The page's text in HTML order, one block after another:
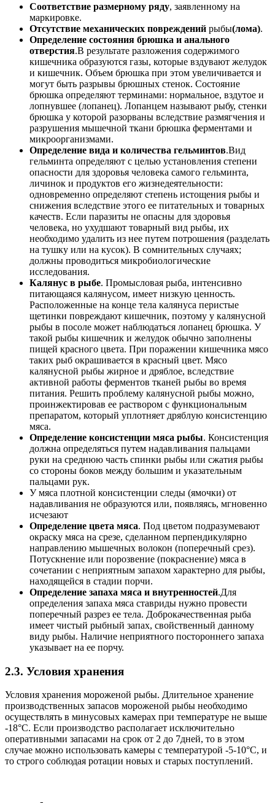
Соответствие размерному ряду, заявленному на
маркировке.
Отсутствие механических повреждений рыбы(лома).
Определение состояния брюшка и анального
отверстия.В результате разложения содержимого
кишечника образуются газы, которые вздувают желудок
и кишечник. Объем брюшка при этом увеличивается и
могут быть разрывы брюшных стенок. Состояние
брюшка определяют терминами: нормальное, вздутое и
лопнувшее (лопанец). Лопанцем называют рыбу, стенки
брюшка у которой разорваны вследствие размягчения и
разрушения мышечной ткани брюшка ферментами и
микроорганизмами.
Определение вида и количества гельминтов.Вид
гельминта определяют с целью установления степени
опасности для здоровья человека самого гельминта,
личинок и продуктов его жизнедеятельности:
одновременно определяют степень истощения рыбы и
снижения вследствие этого ее питательных и товарных
качеств. Если паразиты не опасны для здоровья
человека, но ухудшают товарный вид рыбы, их
необходимо удалить из нее путем потрошения (разделать
на тушку или на кусок). В сомнительных случаях;
должны проводиться микробиологические
исследования.
Калянус в рыбе. Промысловая рыба, интенсивно
питающаяся калянусом, имеет низкую ценность.
Расположенные на конце тела калянуса перистые
щетинки повреждают кишечник, поэтому у калянусной
рыбы в посоле может наблюдаться лопанец брюшка. У
такой рыбы кишечник и желудок обычно заполнены
пищей красного цвета. При поражении кишечника мясо
таких рыб окрашивается в красный цвет. Мясо
калянусной рыбы жирное и дряблое, вследствие
активной работы ферментов тканей рыбы во время
питания. Решить проблему калянусной рыбы можно,
проинжектировав ее раствором с функциональным
препаратом, который уплотняет дряблую консистенцию
мяса.
Определение консистенции мяса рыбы. Консистенция
должна определяться путем надавливания пальцами
руки на среднюю часть спинки рыбы или сжатия рыбы
со стороны боков между большим и указательным
пальцами рук.
У мяса плотной консистенции следы (ямочки) от
надавливания не образуются или, появляясь, мгновенно
исчезают
Определение цвета мяса. Под цветом подразумевают
окраску мяса на срезе, сделанном перпендикулярно
направлению мышечных волокон (поперечный срез).
Потускнение или порозвение (покраснение) мяса в
сочетании с неприятным запахом характерно для pыбы,
находящейся в стадии порчи.
Определение запаха мяса и внутренностей.Для
определения запаха мяса ставриды нужно провести
поперечный разрез ее тела. Доброкачественная рыба
имеет чистый рыбный запах, свойственный данному
виду рыбы. Наличие неприятного постороннего запаха
указывает на ее порчу.
2.3. Условия хранения
Условия хранения мороженой рыбы. Длительное хранение
производственных запасов мороженой рыбы необходимо
осуществлять в минусовых камерах при температуре не выше
-18°С. Если производство располагает исключительно
оперативными запасами на срок от 2 до 7дней, то в этом
случае можно использовать камеры с температурой -5-10°С, и
то строго соблюдая ротации новых и старых поступлений.